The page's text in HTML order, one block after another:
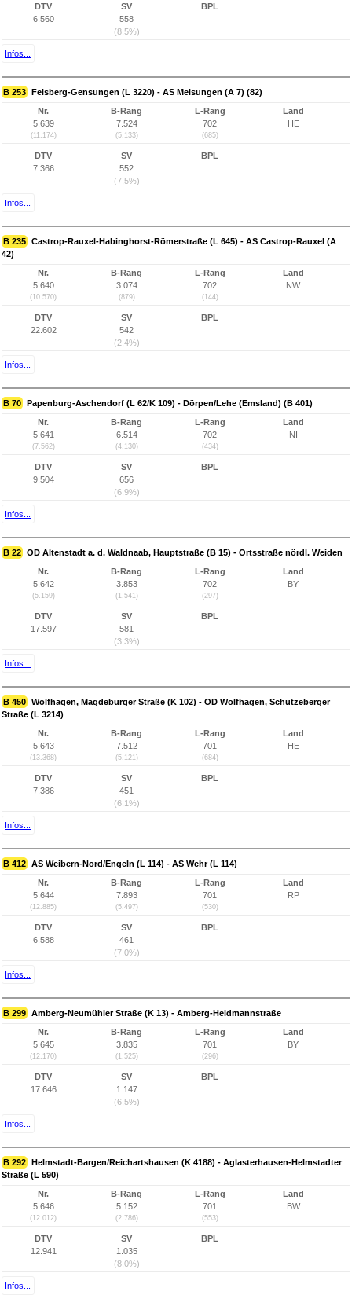
DTV
6.560
SV
558
(8,5%)
BPL
Infos...
B 253 Felsberg-Gensungen (L 3220) - AS Melsungen (A 7) (82)
Nr.
5.639
(11.174)
B-Rang
7.524
(5.133)
L-Rang
702
(685)
Land
HE
DTV
7.366
SV
552
(7,5%)
BPL
Infos...
B 235 Castrop-Rauxel-Habinghorst-Römerstraße (L 645) - AS Castrop-Rauxel (A
42)
Nr.
5.640
(10.570)
B-Rang
3.074
(879)
L-Rang
702
(144)
Land
NW
DTV
22.602
SV
542
(2,4%)
BPL
Infos...
B 70 Papenburg-Aschendorf (L 62/K 109) - Dörpen/Lehe (Emsland) (B 401)
Nr.
5.641
(7.562)
B-Rang
6.514
(4.130)
L-Rang
702
(434)
Land
NI
DTV
9.504
SV
656
(6,9%)
BPL
Infos...
B 22 OD Altenstadt a. d. Waldnaab, Hauptstraße (B 15) - Ortsstraße nördl. Weiden
Nr.
5.642
(5.159)
B-Rang
3.853
(1.541)
L-Rang
702
(297)
Land
BY
DTV
17.597
SV
581
(3,3%)
BPL
Infos...
B 450 Wolfhagen, Magdeburger Straße (K 102) - OD Wolfhagen, Schützeberger
Straße (L 3214)
Nr.
5.643
(13.368)
B-Rang
7.512
(5.121)
L-Rang
701
(684)
Land
HE
DTV
7.386
SV
451
(6,1%)
BPL
Infos...
B 412 AS Weibern-Nord/Engeln (L 114) - AS Wehr (L 114)
Nr.
5.644
(12.885)
B-Rang
7.893
(5.497)
L-Rang
701
(530)
Land
RP
DTV
6.588
SV
461
(7,0%)
BPL
Infos...
B 299 Amberg-Neumühler Straße (K 13) - Amberg-Heldmannstraße
Nr.
5.645
(12.170)
B-Rang
3.835
(1.525)
L-Rang
701
(296)
Land
BY
DTV
17.646
SV
1.147
(6,5%)
BPL
Infos...
B 292 Helmstadt-Bargen/Reichartshausen (K 4188) - Aglasterhausen-Helmstadter
Straße (L 590)
Nr.
5.646
(12.012)
B-Rang
5.152
(2.786)
L-Rang
701
(553)
Land
BW
DTV
12.941
SV
1.035
(8,0%)
BPL
Infos...